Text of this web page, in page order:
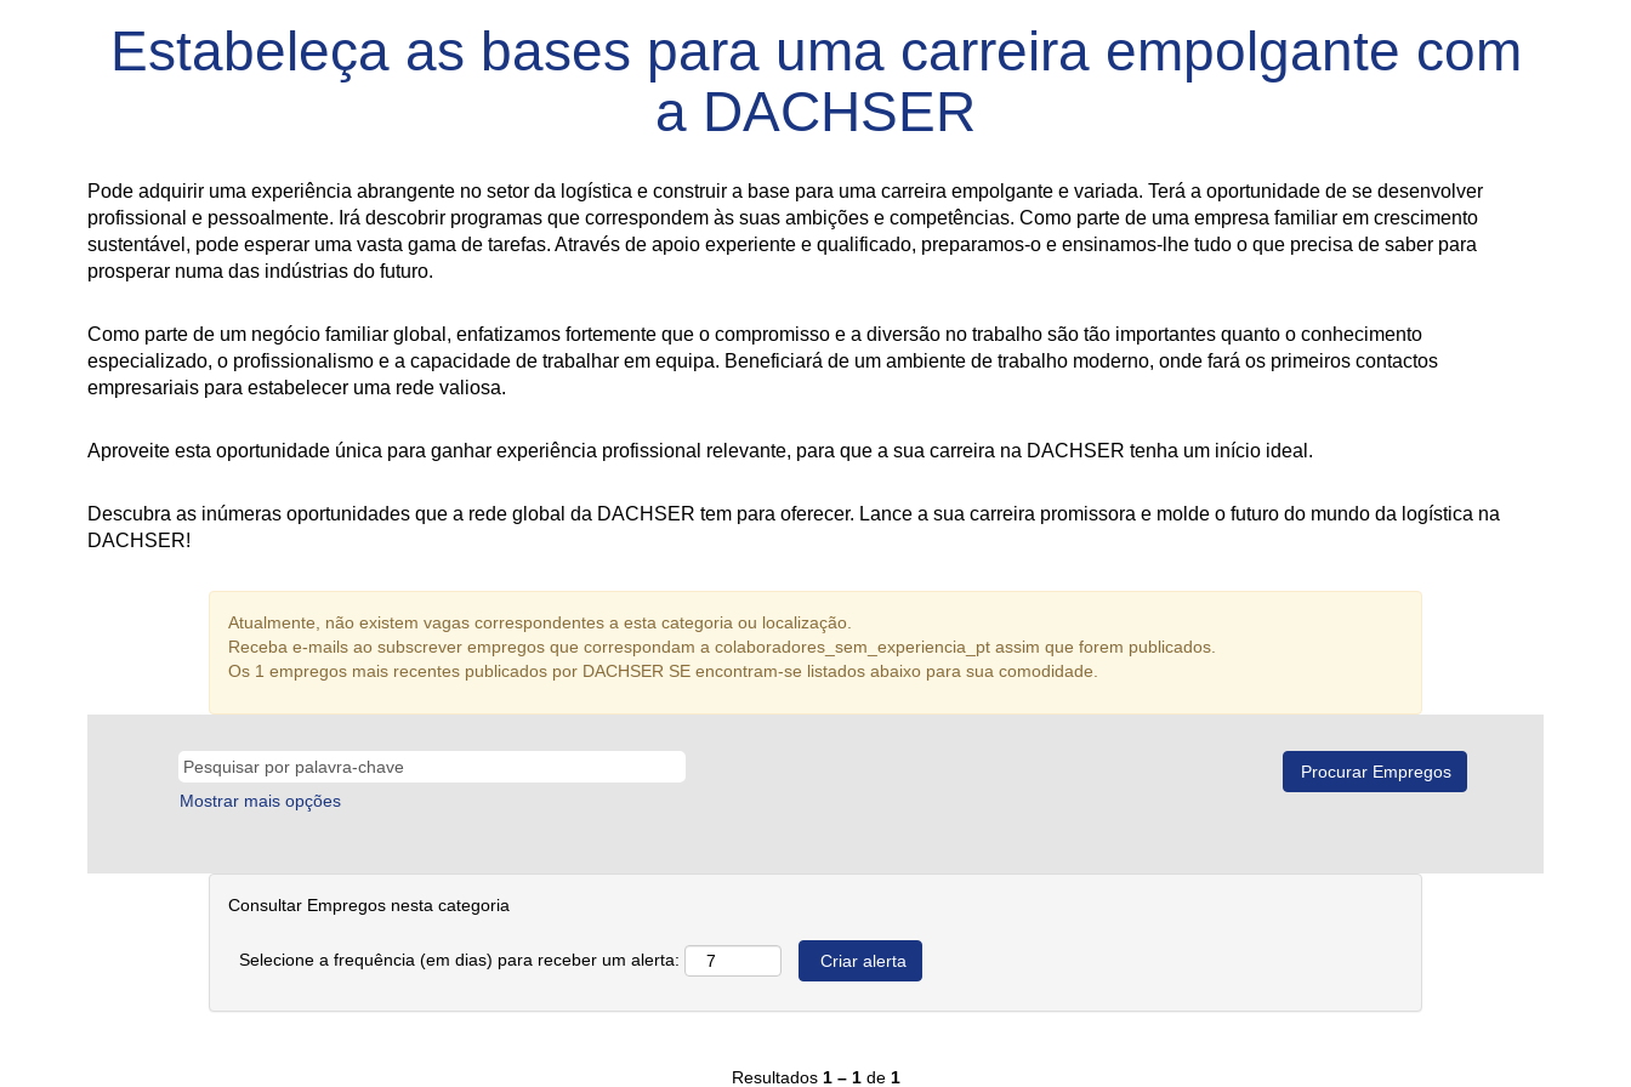
Estabeleça as bases para uma carreira empolgante com
a DACHSER
Pode adquirir uma experiência abrangente no setor da logística e construir a base para uma carreira empolgante e variada. Terá a oportunidade de se desenvolver
profissional e pessoalmente. Irá descobrir programas que correspondem às suas ambições e competências. Como parte de uma empresa familiar em crescimento
sustentável, pode esperar uma vasta gama de tarefas. Através de apoio experiente e qualificado, preparamos-o e ensinamos-lhe tudo o que precisa de saber para
prosperar numa das indústrias do futuro.
Como parte de um negócio familiar global, enfatizamos fortemente que o compromisso e a diversão no trabalho são tão importantes quanto o conhecimento
especializado, o profissionalismo e a capacidade de trabalhar em equipa. Beneficiará de um ambiente de trabalho moderno, onde fará os primeiros contactos
empresariais para estabelecer uma rede valiosa.
Aproveite esta oportunidade única para ganhar experiência profissional relevante, para que a sua carreira na DACHSER tenha um início ideal.
Descubra as inúmeras oportunidades que a rede global da DACHSER tem para oferecer. Lance a sua carreira promissora e molde o futuro do mundo da logística na
DACHSER!
Atualmente, não existem vagas correspondentes a esta categoria ou localização.
Receba e-mails ao subscrever empregos que correspondam a colaboradores_sem_experiencia_pt assim que forem publicados.
Os 1 empregos mais recentes publicados por DACHSER SE encontram-se listados abaixo para sua comodidade.
Mostrar mais opções
Consultar Empregos nesta categoria
Selecione a frequência (em dias) para receber um alerta:
Resultados 1 – 1de 1